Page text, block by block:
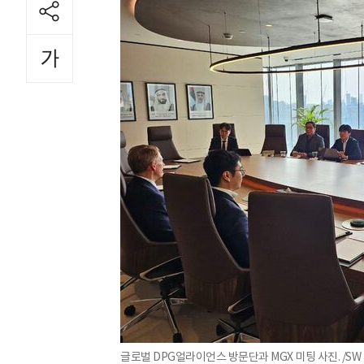
글로벌 DPG얼라이언스 방문단과 MGX 미팅 사진. /SW